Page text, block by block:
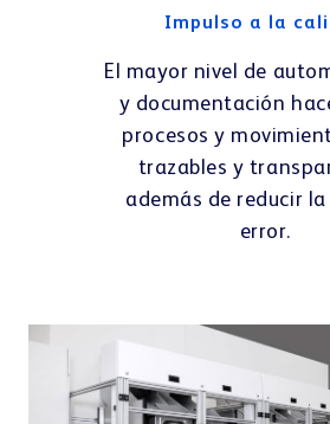
Impulso a la
El mayor nivel de
y documentación
procesos y
trazables y
además de reducir
error.